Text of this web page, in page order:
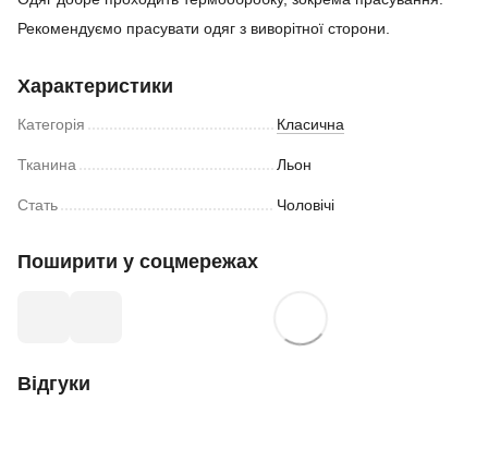
Рекомендуємо прасувати одяг з виворітної сторони.
Характеристики
Категорія Класична
Тканина Льон
Стать Чоловічі
Поширити у соцмережах
Відгуки